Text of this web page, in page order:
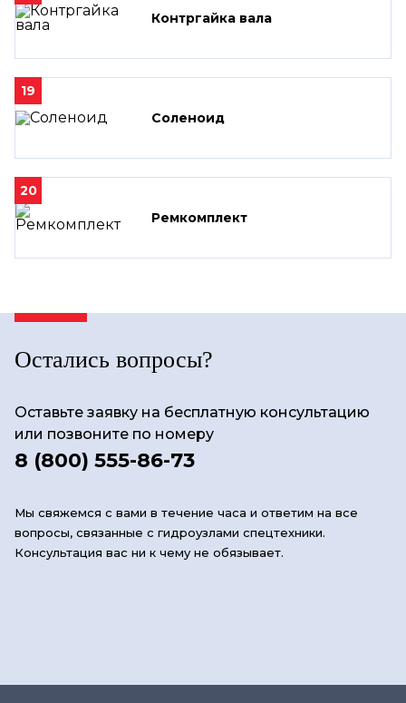
Контргайка вала
19
Соленоид
20
Ремкомплект
Остались вопросы?
Оставьте заявку на бесплатную консультацию
или позвоните по номеру
8 (800) 555-86-73
Мы свяжемся с вами в течение часа и ответим на все
вопросы, связанные с гидроузлами спецтехники.
Консультация вас ни к чему не обязывает.